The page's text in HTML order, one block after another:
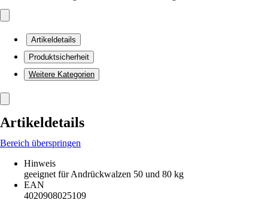
Artikeldetails
Produktsicherheit
Weitere Kategorien
Artikeldetails
Bereich überspringen
Hinweis
geeignet für Andrückwalzen 50 und 80 kg
EAN
4020908025109